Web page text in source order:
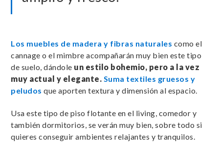
Los muebles de madera y fibras naturales como el
cannage o el mimbre acompañarán muy bien este tipo
de suelo, dándole un estilo bohemio, pero a la vez
muy actual y elegante. Suma textiles gruesos y
peludos que aporten textura y dimensión al espacio.
Usa este tipo de piso flotante en el living, comedor y
también dormitorios, se verán muy bien, sobre todo si
quieres conseguir ambientes relajantes y tranquilos.